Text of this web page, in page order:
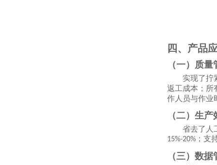
四、产品
（一）质
实现了拧
返工成本；所
作人员与作业
（二）生
省去了人
15%-20%；支
（三）数